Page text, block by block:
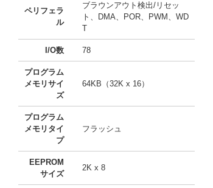
ペリフェラ
ル
ブラウンアウト検出/リセッ
ト、DMA、POR、PWM、WD
T
I/O数 78
プログラム
メモリサイ
ズ
64KB（32K x 16）
プログラム
メモリタイ
プ
フラッシュ
EEPROM
サイズ
2K x 8